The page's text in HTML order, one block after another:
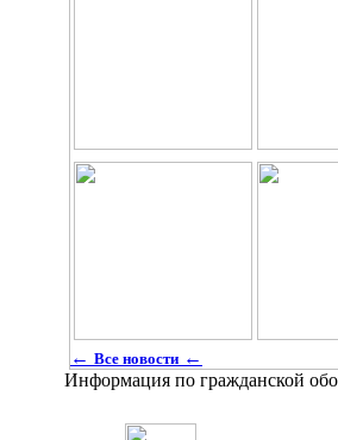
← Все новости ←
Информация по гражданской